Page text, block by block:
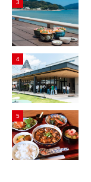
3
4
5